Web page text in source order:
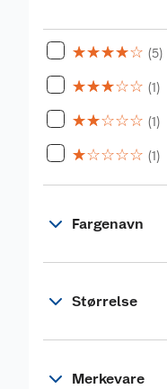
☆☆☆☆☆ (5)
☆☆☆☆☆ (1)
☆☆☆☆☆ (1)
☆☆☆☆☆ (1)
Fargenavn
Størrelse
Merkevare